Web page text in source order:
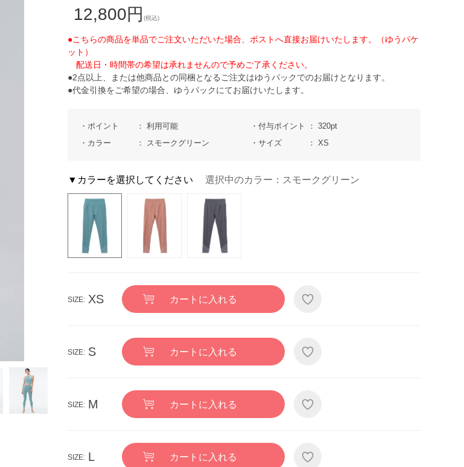
12,800円 (税込)
●こちらの商品を単品でご注文いただいた場合、ポストへ直接お届けいたします。（ゆうパケ
ット）
配送日・時間帯の希望は承れませんので予めご了承ください。
●2点以上、または他商品との同梱となるご注文はゆうパックでのお届けとなります。
●代金引換をご希望の場合、ゆうパックにてお届けいたします。
ポイント
利用可能
カラー
スモークグリーン
付与ポイント
320pt
サイズ
XS
▼カラーを選択してください 選択中のカラー：スモークグリーン
XS カートに入れる
S カートに入れる
M カートに入れる
L カートに入れる